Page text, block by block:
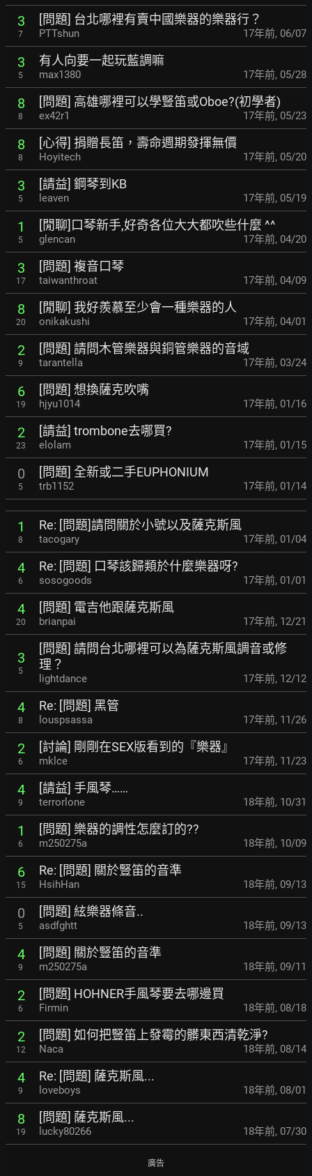
3
7
[問題] 台北哪裡有賣中國樂器的樂器行？
PTTshun 17年前, 06/07
3
5
有人向要一起玩藍調嘛
max1380 17年前, 05/28
8
8
[問題] 高雄哪裡可以學豎笛或Oboe?(初學者)
ex42r1 17年前, 05/23
8
8
[心得] 捐贈長笛，壽命週期發揮無價
Hoyitech 17年前, 05/20
3
5
[請益] 鋼琴到KB
leaven 17年前, 05/19
1
5
[閒聊]口琴新手,好奇各位大大都吹些什麼 ^^
glencan 17年前, 04/20
3
17
[問題] 複音口琴
taiwanthroat 17年前, 04/09
8
20
[閒聊] 我好羨慕至少會一種樂器的人
onikakushi 17年前, 04/01
2
9
[問題] 請問木管樂器與銅管樂器的音域
tarantella 17年前, 03/24
6
19
[問題] 想換薩克吹嘴
hjyu1014 17年前, 01/16
2
23
[請益] trombone去哪買?
elolam 17年前, 01/15
0
5
[問題] 全新或二手EUPHONIUM
trb1152 17年前, 01/14
1
8
Re: [問題]請問關於小號以及薩克斯風
tacogary 17年前, 01/04
4
6
Re: [問題] 口琴該歸類於什麼樂器呀?
sosogoods 17年前, 01/01
4
20
[問題] 電吉他跟薩克斯風
brianpai 17年前, 12/21
3
5
[問題] 請問台北哪裡可以為薩克斯風調音或修
理？
lightdance 17年前, 12/12
4
8
Re: [問題] 黑管
louspsassa 17年前, 11/26
2
6
[討論] 剛剛在SEX版看到的『樂器』
mklce 17年前, 11/23
4
9
[請益] 手風琴……
terrorlone 18年前, 10/31
1
6
[問題] 樂器的調性怎麼訂的??
m250275a 18年前, 10/09
6
15
Re: [問題] 關於豎笛的音準
HsihHan 18年前, 09/13
0
5
[問題] 絃樂器條音..
asdfghtt 18年前, 09/13
4
9
[問題] 關於豎笛的音準
m250275a 18年前, 09/11
2
6
[問題] HOHNER手風琴要去哪邊買
Firmin 18年前, 08/18
2
12
[問題] 如何把豎笛上發霉的髒東西清乾淨?
Naca 18年前, 08/14
4
9
Re: [問題] 薩克斯風...
loveboys 18年前, 08/01
8
19
[問題] 薩克斯風...
lucky80266 18年前, 07/30
廣告